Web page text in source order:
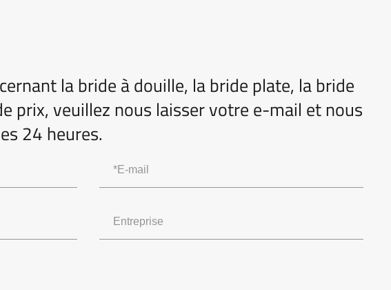
la bride à douille, la bride plate, la bride
prix, veuillez nous laisser votre e-mail et nous
24 heures.